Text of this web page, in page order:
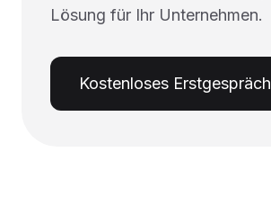
Lösung für Ihr Unternehmen.
Kostenloses Erstgespräch